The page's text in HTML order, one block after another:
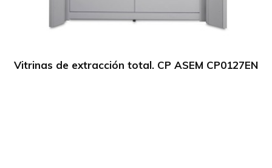
Vitrinas de extracción total. CP ASEM CP0127EN